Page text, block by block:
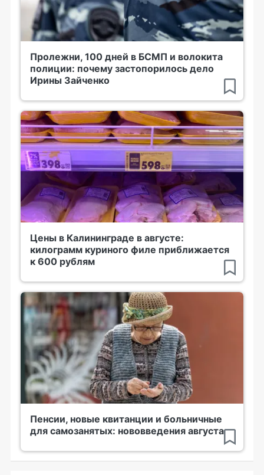
Пролежни, 100 дней в БСМП и волокита
полиции: почему застопорилось дело
Ирины Зайченко
Цены в Калининграде в августе:
килограмм куриного филе приближается
к 600 рублям
Пенсии, новые квитанции и больничные
для самозанятых: нововведения августа